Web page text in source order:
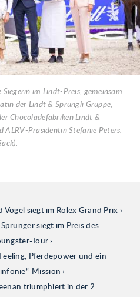
im Lindt-Preis, gemeinsam
der Lindt & Sprüngli Gruppe,
Chocoladefabriken Lindt &
ALRV-Präsidentin Stefanie Peters.
Vogel siegt im Rolex Grand Prix
siegt im Preis des
Tour
Pferdepower und ein
Mission
triumphiert in der 2.